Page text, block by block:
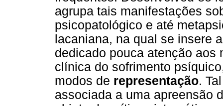
agrupa tais manifestações
psicopatológico e até
lacaniana, na qual se insere
dedicado pouca atenção aos
clínica do sofrimento
modos de representação.
associada a uma apreensão